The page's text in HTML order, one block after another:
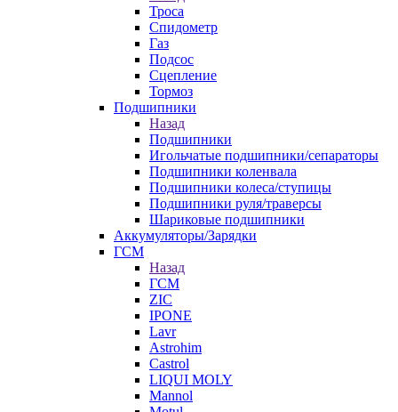
Троса
Спидометр
Газ
Подсос
Сцепление
Тормоз
Подшипники
Назад
Подшипники
Игольчатые подшипники/сепараторы
Подшипники коленвала
Подшипники колеса/ступицы
Подшипники руля/траверсы
Шариковые подшипники
Аккумуляторы/Зарядки
ГСМ
Назад
ГСМ
ZIC
IPONE
Lavr
Astrohim
Castrol
LIQUI MOLY
Mannol